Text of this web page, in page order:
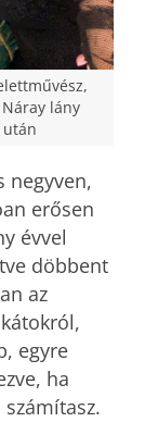
lány
negyven,
erősen
évvel
döbbent
az
egyre
ha